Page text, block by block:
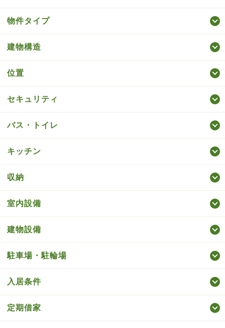
物件タイプ
建物構造
位置
セキュリティ
バス・トイレ
キッチン
収納
室内設備
建物設備
駐車場・駐輪場
入居条件
定期借家